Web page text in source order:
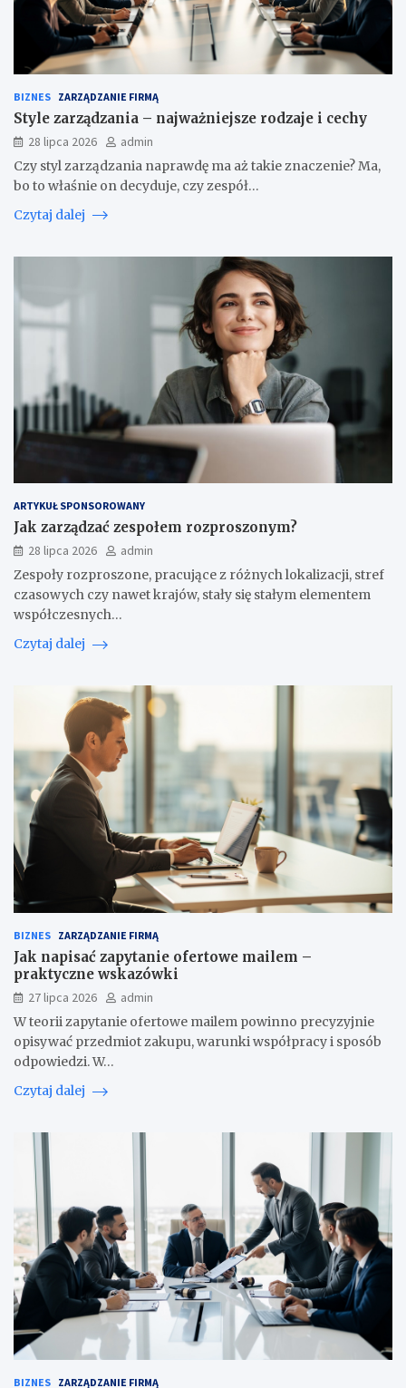
BIZNES ZARZĄDZANIE FIRMĄ
Style zarządzania – najważniejsze rodzaje i cechy
28 lipca 2026
admin
Czy styl zarządzania naprawdę ma aż takie znaczenie? Ma,
bo to właśnie on decyduje, czy zespół…
Czytaj dalej
ARTYKUŁ SPONSOROWANY
Jak zarządzać zespołem rozproszonym?
28 lipca 2026
admin
Zespoły rozproszone, pracujące z różnych lokalizacji, stref
czasowych czy nawet krajów, stały się stałym elementem
współczesnych…
Czytaj dalej
BIZNES ZARZĄDZANIE FIRMĄ
Jak napisać zapytanie ofertowe mailem –
praktyczne wskazówki
27 lipca 2026
admin
W teorii zapytanie ofertowe mailem powinno precyzyjnie
opisywać przedmiot zakupu, warunki współpracy i sposób
odpowiedzi. W…
Czytaj dalej
BIZNES ZARZĄDZANIE FIRMĄ